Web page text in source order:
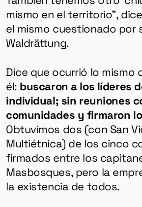
HERRAMIENTAS
SOBRE MUTANTE
DONACIONES
ESPECIALES
mismo en el territorio”,
el mismo cuestionado por
Waldrättung.
Dice que ocurrió lo mismo
él: buscaron a los líderes
individual; sin reuniones
comunidades y firmaron
Obtuvimos dos (con San
Multiétnica) de los cinco
firmados entre los
Masbosques, pero la
la existencia de todos.